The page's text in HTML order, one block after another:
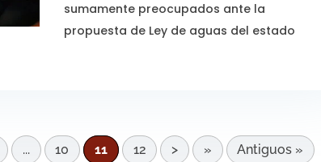
sumamente preocupados ante la
propuesta de Ley de aguas del estado
... 10 11 12 > » Antiguos »